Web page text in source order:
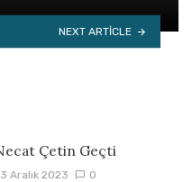
NEXT ARTICLE
Çetin Geçti
3 Aralık 2023 0